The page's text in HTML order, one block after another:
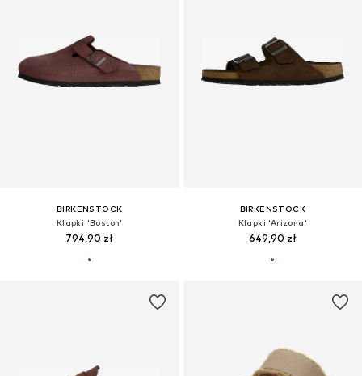
BIRKENSTOCK
Klapki 'Boston'
794,90 zł
BIRKENSTOCK
Klapki 'Arizona'
649,90 zł